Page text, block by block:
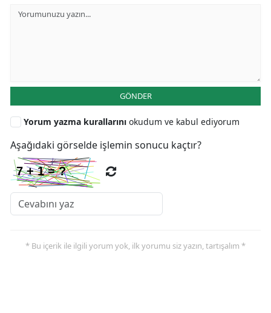
GÖNDER
Yorum yazma kurallarını okudum ve kabul ediyorum
Aşağıdaki görselde işlemin sonucu kaçtır?
* Bu içerik ile ilgili yorum yok, ilk yorumu siz yazın, tartışalım *